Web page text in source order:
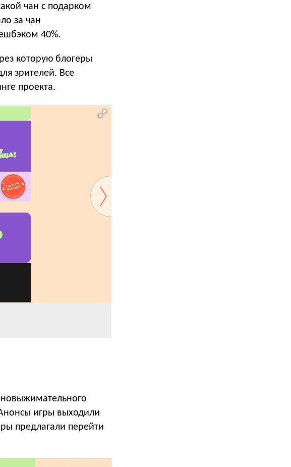
чан с подарком
за чан
40%.
которую блогеры
зрителей. Все
проекта.
игры выходили
предлагали перейти